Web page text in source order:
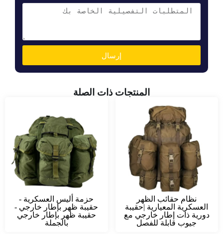
إرسال
المنتجات ذات الصلة
نظام حقائب الظهر
العسكرية المعيارية |حقيبة
دورية ذات إطار خارجي مع
جيوب قابلة للفصل
حزمة أليس العسكرية -
حقيبة ظهر بإطار خارجي -
حقيبة ظهر بإطار خارجي
بالجملة